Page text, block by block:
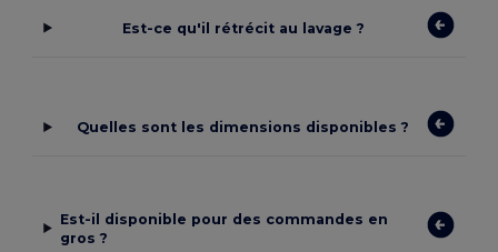
Est-ce qu'il rétrécit au lavage ?
Quelles sont les dimensions disponibles ?
Est-il disponible pour des commandes en
gros ?